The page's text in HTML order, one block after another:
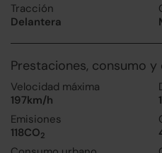
Tracción
Delantera
Prestaciones, consumo y
Velocidad máxima
197km/h
Emisiones
118CO2